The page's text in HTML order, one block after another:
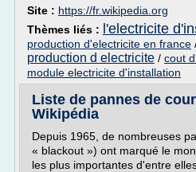
Site : https://fr.wikipedia.org
Thèmes liés :
l'electricite
production d'electricite en france
production d electricite / cout
module electricite d'installation
Liste de pannes de
Wikipédia
Depuis 1965, de nombreuses
« blackout ») ont marqué le
les plus importantes d'entre